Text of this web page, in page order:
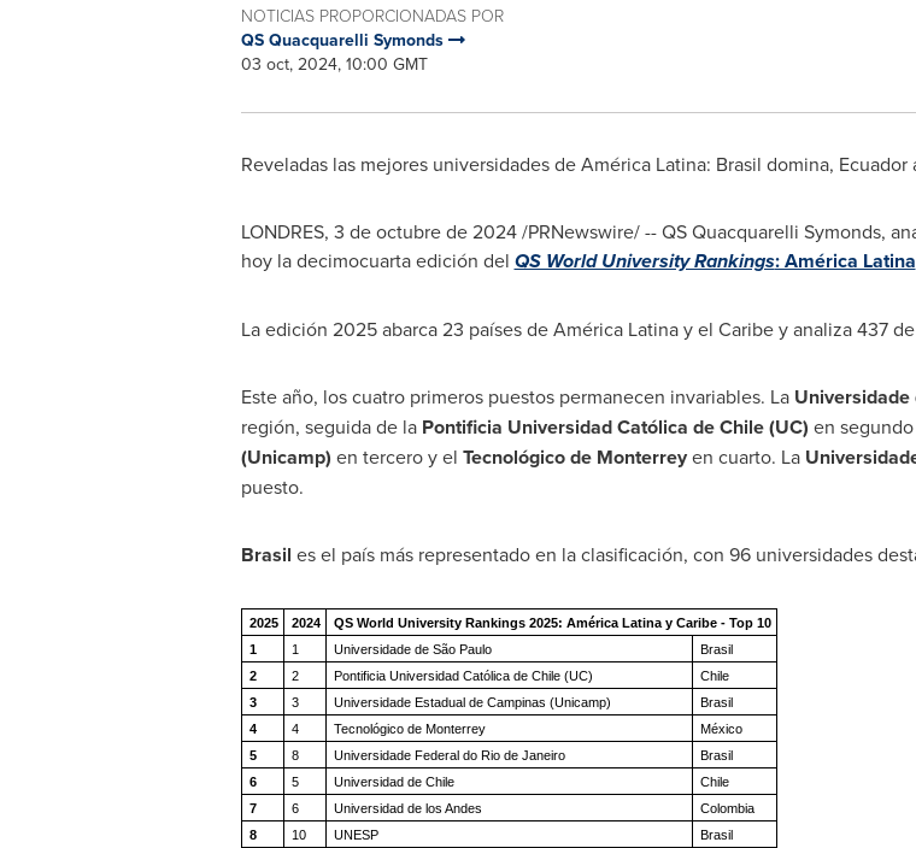
NOTICIAS PROPORCIONADAS POR
QS Quacquarelli Symonds
03 oct, 2024, 10:00 GMT
Reveladas las mejores universidades de América Latina: Brasil domina, Ecuador
LONDRES, 3 de octubre de 2024/PRNewswire/ -- QS Quacquarelli Symonds,
hoy la decimocuarta edición del QS World University Rankings: América Latina
La edición 2025 abarca 23 países de América Latina y el Caribe y analiza 437
Este año, los cuatro primeros puestos permanecen invariables. LaUniversidade
región, seguida de laPontificia Universidad Católica deChile(UC) en
(Unicamp) en tercero y el Tecnológico de Monterreyen cuarto. La
puesto.
Brasil es el país más representado en la clasificación, con 96 universidades
2025 2024
QS World University Rankings 2025: América Latina y Caribe - Top 10
1
1 Universidade de São Paulo
Brasil
2
2 Pontificia Universidad Católica de Chile (UC)
Chile
3
3 Universidade Estadual de Campinas (Unicamp)
Brasil
4
4 Tecnológico de Monterrey
México
5
8 Universidade Federal do Rio de Janeiro
Brasil
6
5 Universidad de Chile
Chile
7
6 Universidad de los Andes
Colombia
8
10 UNESP
Brasil